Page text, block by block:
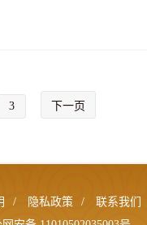
3 下一页
/ 隐私政策 /
联系我们